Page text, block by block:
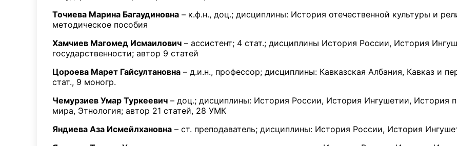
Точиева Марина Багаудиновна – к.ф.н., доц.; дисциплины: История отечественной культуры и
методическое пособия
Хамчиев Магомед Исмаилович – ассистент; 4 стат.; дисциплины История России, История
государственности; автор 9 статей
Цороева Марет Гайсултановна – д.и.н., профессор; дисциплины: Кавказская Албания, Кавказ и
стат., 9 моногр.
Чемурзиев Умар Туркеевич – доц.; дисциплины: История России, История Ингушетии, История
мира, Этнология; автор 21 статей, 28 УМК
Яндиева Аза Исмейлхановна – ст. преподаватель; дисциплины: История России, История